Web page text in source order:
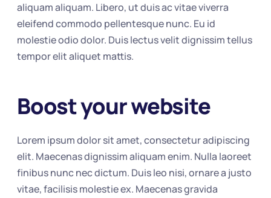
aliquam aliquam. Libero, ut duis ac vitae viverra
eleifend commodo pellentesque nunc. Eu id
molestie odio dolor. Duis lectus velit dignissim tellus
tempor elit aliquet mattis.
Boost your website
Lorem ipsum dolor sit amet, consectetur adipiscing
elit. Maecenas dignissim aliquam enim. Nulla laoreet
finibus nunc nec dictum. Duis leo nisi, ornare a justo
vitae, facilisis molestie ex. Maecenas gravida